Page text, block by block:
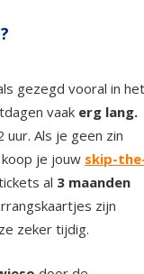
gezegd vooral in het
vaak erg lang.
Als je geen zin
je jouw skip-
al 3 maanden
zijn
zeker tijdig.